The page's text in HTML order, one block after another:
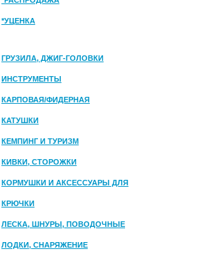
*УЦЕНКА
ГРУЗИЛА, ДЖИГ-ГОЛОВКИ
ИНСТРУМЕНТЫ
КАРПОВАЯ/ФИДЕРНАЯ
КАТУШКИ
КЕМПИНГ И ТУРИЗМ
КИВКИ, СТОРОЖКИ
КОРМУШКИ И АКСЕССУАРЫ ДЛЯ
ПРИКОРМКИ
КРЮЧКИ
ЛЕСКА, ШНУРЫ, ПОВОДОЧНЫЕ
МАТЕРИАЛЫ
ЛОДКИ, СНАРЯЖЕНИЕ